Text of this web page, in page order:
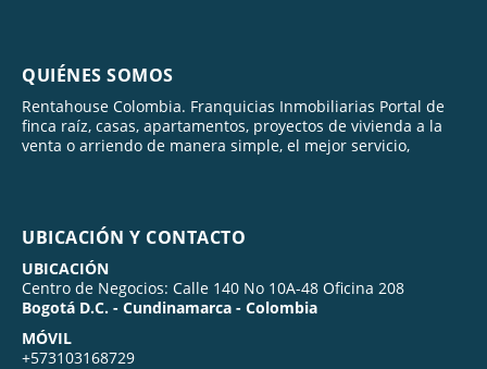
QUIÉNES SOMOS
Rentahouse Colombia. Franquicias Inmobiliarias Portal de
finca raíz, casas, apartamentos, proyectos de vivienda a la
venta o arriendo de manera simple, el mejor servicio,
UBICACIÓN Y CONTACTO
UBICACIÓN
Centro de Negocios: Calle 140 No 10A-48 Oficina 208
Bogotá D.C. - Cundinamarca - Colombia
MÓVIL
+573103168729